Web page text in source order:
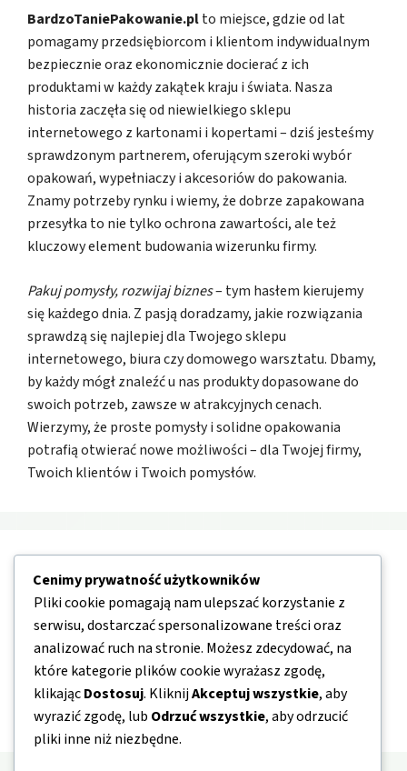
BardzoTaniePakowanie.plto miejsce, gdzie od lat
pomagamy przedsiębiorcom i klientom indywidualnym
bezpiecznie oraz ekonomicznie docierać z ich
produktami w każdy zakątek kraju i świata. Nasza
historia zaczęła się od niewielkiego sklepu
internetowego z kartonami i kopertami – dziś jesteśmy
sprawdzonym partnerem, oferującym szeroki wybór
opakowań, wypełniaczy i akcesoriów do pakowania.
Znamy potrzeby rynku i wiemy, że dobrze zapakowana
przesyłka to nie tylko ochrona zawartości, ale też
kluczowy element budowania wizerunku firmy.
Pakuj pomysły, rozwijaj biznes– tym hasłem kierujemy
się każdego dnia. Z pasją doradzamy, jakie rozwiązania
sprawdzą się najlepiej dla Twojego sklepu
internetowego, biura czy domowego warsztatu. Dbamy,
by każdy mógł znaleźć u nas produkty dopasowane do
swoich potrzeb, zawsze w atrakcyjnych cenach.
Wierzymy, że proste pomysły i solidne opakowania
potrafią otwierać nowe możliwości – dla Twojej firmy,
Twoich klientów i Twoich pomysłów.
Nawigacja
O nas
Kontakt
Mapa strony
Polityka prywatności
Cenimy prywatność użytkowników
Pliki cookie pomagają nam ulepszać korzystanie z
serwisu, dostarczać spersonalizowane treści oraz
analizować ruch na stronie. Możesz zdecydować, na
które kategorie plików cookie wyrażasz zgodę,
klikającDostosuj. KliknijAkceptuj wszystkie, aby
wyrazić zgodę, lub Odrzuć wszystkie, aby odrzucić
pliki inne niż niezbędne.